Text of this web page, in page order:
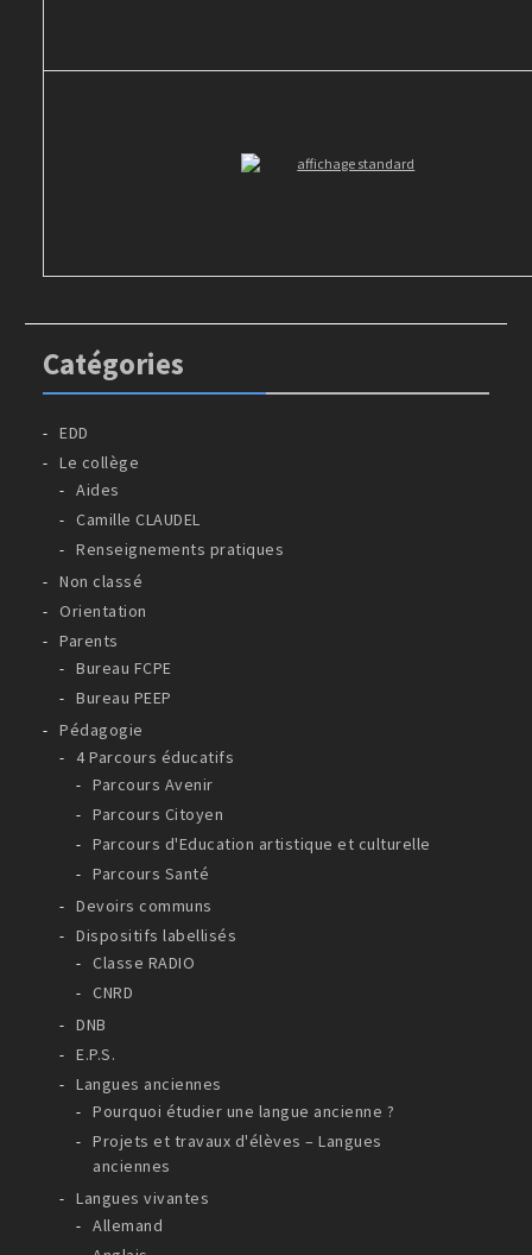
Catégories
EDD
Le collège
Aides
Camille CLAUDEL
Renseignements pratiques
Non classé
Orientation
Parents
Bureau FCPE
Bureau PEEP
Pédagogie
4 Parcours éducatifs
Parcours Avenir
Parcours Citoyen
Parcours d'Education artistique et culturelle
Parcours Santé
Devoirs communs
Dispositifs labellisés
Classe RADIO
CNRD
DNB
E.P.S.
Langues anciennes
Pourquoi étudier une langue ancienne ?
Projets et travaux d'élèves – Langues
anciennes
Langues vivantes
Allemand